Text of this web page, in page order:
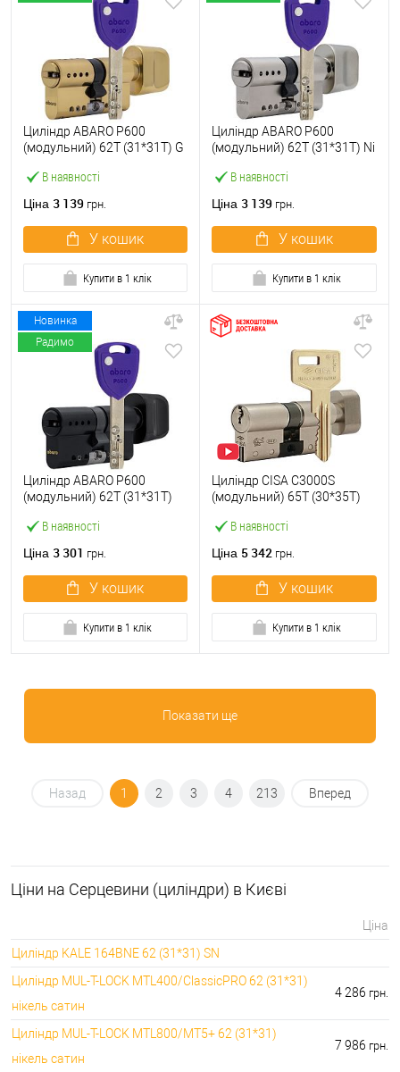
В наявності
Циліндр ABARO P600
(модульний) 62T (31*31T) G
Ціна 3 139 грн.
У кошик
Купити в 1 клік
В наявності
Циліндр ABARO P600
(модульний) 62T (31*31T) Ni
Ціна 3 139 грн.
У кошик
Купити в 1 клік
Новинка
Радимо
В наявності
Циліндр ABARO P600
(модульний) 62T (31*31T)
Ціна 3 301 грн.
У кошик
Купити в 1 клік
В наявності
Циліндр CISA C3000S
(модульний) 65T (30*35T)
Ціна 5 342 грн.
У кошик
Купити в 1 клік
Показати ще
Назад 1 2 3 4 213 Вперед
Ціни на Серцевини (циліндри) в Києві
Ціна
Циліндр KALE 164BNE 62 (31*31) SN
Циліндр MUL-T-LOCK MTL400/ClassicPRO 62 (31*31)
нікель сатин
4 286 грн.
Циліндр MUL-T-LOCK MTL800/MT5+ 62 (31*31)
нікель сатин
7 986 грн.